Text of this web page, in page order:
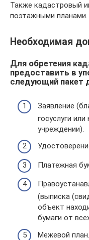
Также кадастровый
поэтажными планами.
Необходимая
Для обретения
предоставить в
следующий пакет
Заявление
госуслуги
учреждении).
Платежная
(выписка
объект
бумаги от
Межевой план.